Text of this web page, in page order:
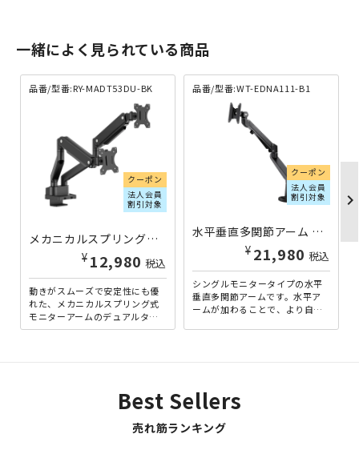
一緒によく見られている商品
品番/型番:RY-MADT53DU-BK
クーポン
法人会員
割引対象
メカニカルスプリング式デュアルモニターアーム 上締めタイプ W117×D983×H500 ブラック RY-MADT53DU-BK | 152983
¥ 12,980 税込
動きがスムーズで安定性にも優
れた、メカニカルスプリング式
モニターアームのデュアルタイ
プです。広い可動域を持ち、モ
品番/型番:WT-EDNA111-B1
クーポン
法人会員
割引対象
水平垂直多関節アーム W132×D534×H555 ブラック WT-EDNA111-B1 | 813758
¥ 21,980 税込
シングルモニタータイプの水平
垂直多関節アームです。水平ア
ームが加わることで、より自由
chevron_right
Best Sellers
売れ筋ランキング